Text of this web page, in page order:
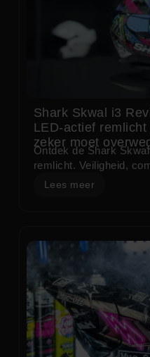
Shark Skwal i3
LED-actief
zeker moet
Ontdek de Shark
remlicht. Veiligheid,
Lees meer